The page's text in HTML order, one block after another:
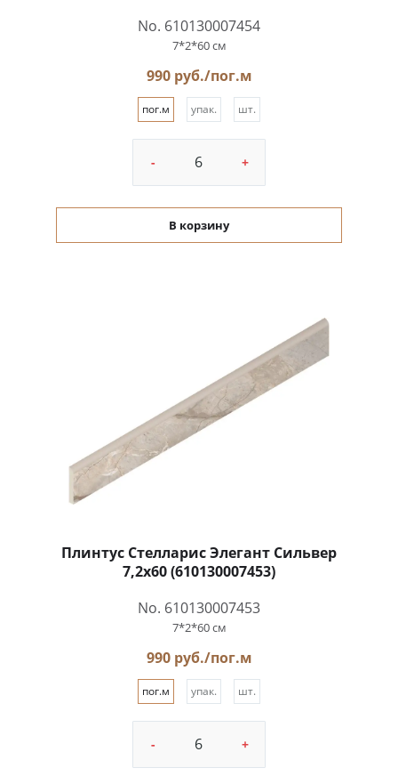
No. 610130007454
7*2*60 см
990 руб./пог.м
пог.м упак. шт.
- +
В корзину
Плинтус Стелларис Элегант Сильвер
7,2x60 (610130007453)
No. 610130007453
7*2*60 см
990 руб./пог.м
пог.м упак. шт.
- +